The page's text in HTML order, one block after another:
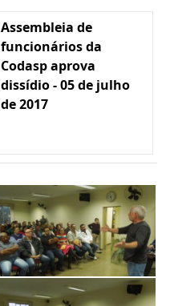
Assembleia de
funcionários da
Codasp aprova
dissídio - 05 de julho
de 2017